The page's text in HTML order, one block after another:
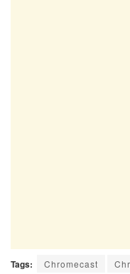
Tags: Chromecast